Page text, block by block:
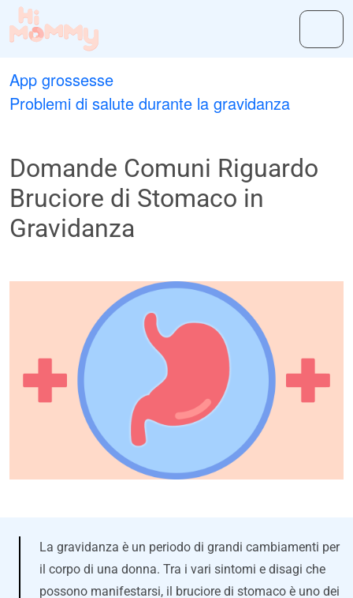
App grossesse
Problemi di salute durante la gravidanza
Domande Comuni Riguardo
Bruciore di Stomaco in
Gravidanza
La gravidanza è un periodo di grandi cambiamenti per
il corpo di una donna. Tra i vari sintomi e disagi che
possono manifestarsi, il bruciore di stomaco è uno dei